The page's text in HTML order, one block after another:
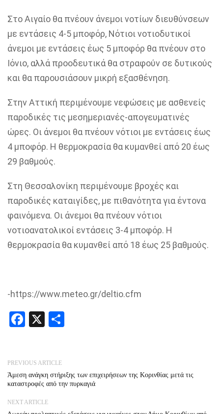
Στο Αιγαίο θα πνέουν άνεμοι νοτίων διευθύνσεων
με εντάσεις 4-5 μποφόρ, Νότιοι νοτιοδυτικοί
άνεμοι με εντάσεις έως 5 μποφόρ θα πνέουν στο
Ιόνιο, αλλά προοδευτικά θα στραφούν σε δυτικούς
και θα παρουσιάσουν μικρή εξασθένηση.
Στην Αττική περιμένουμε νεφώσεις με ασθενείς
παροδικές τις μεσημεριανές-απογευματινές
ώρες. Οι άνεμοι θα πνέουν νότιοι με εντάσεις έως
4 μποφόρ. Η θερμοκρασία θα κυμανθεί από 20 έως
29 βαθμούς.
Στη Θεσσαλονίκη περιμένουμε βροχές και
παροδικές καταιγίδες, με πιθανότητα για έντονα
φαινόμενα. Οι άνεμοι θα πνέουν νότιοι
νοτιοανατολικοί εντάσεις 3-4 μποφόρ. Η
θερμοκρασία θα κυμανθεί από 18 έως 25 βαθμούς.
-https://www.meteo.gr/deltio.cfm
Facebook
X
PREVIOUS ARTICLE
Άμεση ανάγκη στήριξης των επιχειρήσεων της Κορινθίας μετά τις
καταστροφές από την πυρκαγιά
NEXT ARTICLE